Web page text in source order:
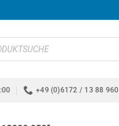
+49 (0)6172 / 13 88 960